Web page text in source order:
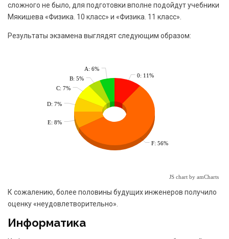
сложного не было, для подготовки вполне подойдут учебники
Мякишева «Физика. 10 класс» и «Физика. 11 класс».
Результаты экзамена выглядят следующим образом:
0: 11%
F: 56%
E: 8%
D: 7%
C: 7%
B: 5%
A: 6%
JS chart by amCharts
К сожалению, более половины будущих инженеров получило
оценку «неудовлетворительно».
Информатика